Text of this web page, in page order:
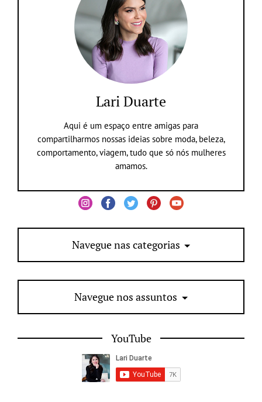
Lari Duarte
Aqui é um espaço entre amigas para
compartilharmos nossas ideias sobre moda, beleza,
comportamento, viagem, tudo que só nós mulheres
amamos.
Navegue nas categorias
Navegue nos assuntos
YouTube